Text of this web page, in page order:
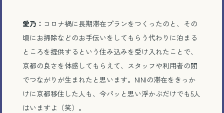
愛乃： コロナ禍に長期滞在プランをつくったのと、その
頃にお掃除などのお手伝いをしてもらう代わりに泊まる
ところを提供するという住み込みを受け入れたことで、
京都の良さを体感してもらえて、スタッフや利用者の間
でつながりが生まれたと思います。NINIの滞在をきっか
けに京都移住した人も、今パッと思い浮かぶだけでも5人
はいますよ（笑）。